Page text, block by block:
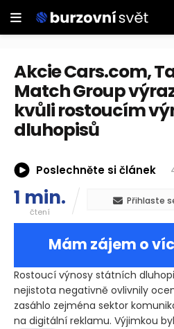
Akcie Cars.com,
Match Group
kvůli rostoucím
dluhopisů
Poslechněte si článek
1 min.
čtení
Přihlaste
Mám zájem o
Rostoucí výnosy státních
nejistota negativně ovlivnily
zasáhlo zejména sektor
na digitální reklamu. Výjimkou